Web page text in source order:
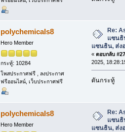
polychemicals8
Hero Member
กระทู้: 10284
โพสประกาศฟรี , ลงประกาศ
ฟรีออนไลน์, เว็บประกาศฟรี
Re:
แซนธิ
แซนธิน, ส่ง
« ตอบกลับ
2025,
ดันกระทู้
polychemicals8
Hero Member
Re:
แซนธิ
แซนธิน, ส่ง